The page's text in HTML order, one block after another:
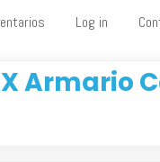
Log in
Armario